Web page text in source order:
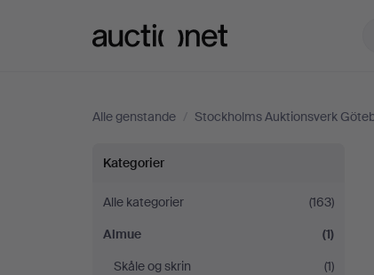
Alle genstande / Stockholms Auktionsverk
Almue
hos
Stockholms
Kategorier
Alle kategorier
(163)
Almue
(1)
Skåle og skrin
(1)